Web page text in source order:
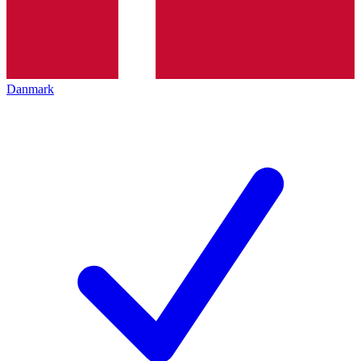
Danmark